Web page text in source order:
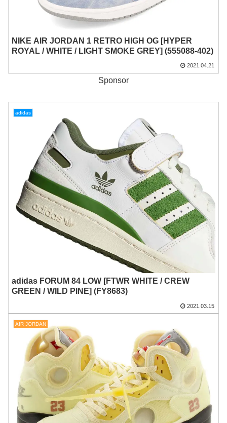
NIKE AIR JORDAN 1 RETRO HIGH OG [HYPER
ROYAL / WHITE / LIGHT SMOKE GREY] (555088-402)
2021.04.21
Sponsor
adidas
adidas FORUM 84 LOW [FTWR WHITE / CREW
GREEN / WILD PINE] (FY8683)
2021.03.15
AIR JORDAN